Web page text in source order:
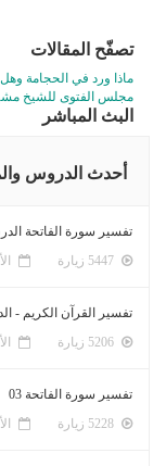
تصفّح المقالات
ماذا ورد في الحجامة
مجلس الفتوى للشيخ مشهور 27 ربيع الأول
البث المباشر
أحدث الدروس
تفسير سورة الفاتحة
الأحد 13
تفسير القرآن الكريم -
الأحد 13
تفسير سورة الفاتحة 03
الأحد 13